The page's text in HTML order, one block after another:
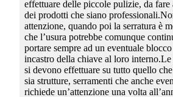
effettuare delle piccole pulizie, da fare
dei prodotti che siano
attenzione, quando poi la serratura è
che l’usura potrebbe comunque
portare sempre ad un eventuale
incastro della chiave al loro
si devono effettuare su tutto quello
sia strutture, serramenti che anche
richiede un’attenzione una volta